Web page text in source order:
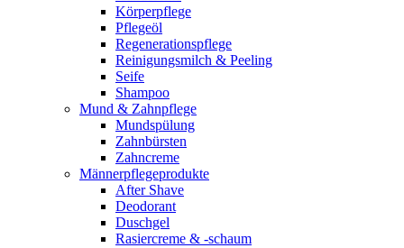
Körperpflege
Pflegeöl
Regenerationspflege
Reinigungsmilch & Peeling
Seife
Shampoo
Mund & Zahnpflege
Mundspülung
Zahnbürsten
Zahncreme
Männerpflegeprodukte
After Shave
Deodorant
Duschgel
Rasiercreme & -schaum